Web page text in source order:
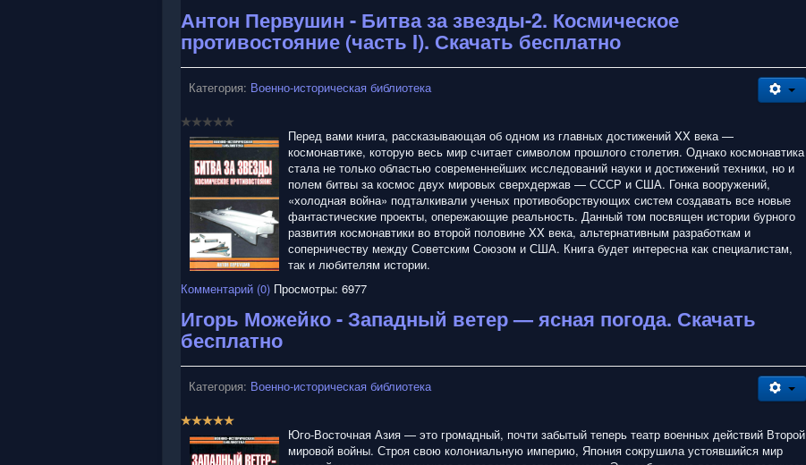
Антон Первушин - Битва за звезды-2. Космическое
противостояние (часть I). Скачать бесплатно
Категория: Военно-историческая библиотека
Перед вами книга, рассказывающая об одном из главных достижений XX века —
космонавтике, которую весь мир считает символом прошлого столетия. Однако космонавтика
стала не только областью современнейших исследований науки и достижений техники, но и
полем битвы за космос двух мировых сверхдержав — СССР и США. Гонка вооружений,
«холодная война» подталкивали ученых противоборствующих систем создавать все новые
фантастические проекты, опережающие реальность. Данный том посвящен истории бурного
развития космонавтики во второй половине XX века, альтернативным разработкам и
соперничеству между Советским Союзом и США. Книга будет интересна как специалистам,
так и любителям истории.
Комментарий (0) Просмотры: 6977
Игорь Можейко - Западный ветер — ясная погода. Скачать
бесплатно
Категория: Военно-историческая библиотека
Р
Юго-Восточная Азия — это громадный, почти забытый теперь театр военных действий Второй
мировой войны. Строя свою колониальную империю, Япония сокрушила устоявшийся мир